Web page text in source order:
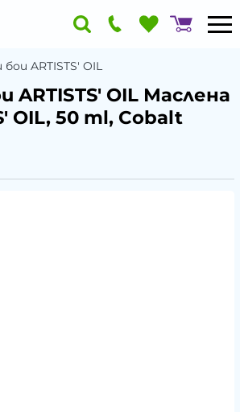
ARTISTS' OIL
ARTISTS' OIL Маслена
OIL, 50 ml, Cobalt